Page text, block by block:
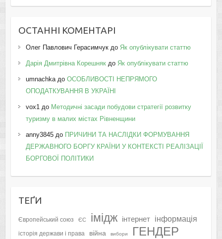
ОСТАННІ КОМЕНТАРІ
Олег Павлович Герасимчукдо Як опублікувати статтю
Дарія Дмитрівна Корешнякдо Як опублікувати статтю
umnachkaдо ОСОБЛИВОСТІ НЕПРЯМОГО
ОПОДАТКУВАННЯ В УКРАЇНІ
vox1 до Методичні засади побудови стратегії розвитку
туризму в малих містах Рівненщини
anny3845до ПРИЧИНИ ТА НАСЛІДКИ ФОРМУВАННЯ
ДЕРЖАВНОГО БОРГУ КРАЇНИ У КОНТЕКСТІ РЕАЛІЗАЦІЇ
БОРГОВОЇ ПОЛІТИКИ
ТЕҐИ
Європейський союз ЄС імідж інтернет інформація
історія держави і права війна вибори
ГЕНДЕР